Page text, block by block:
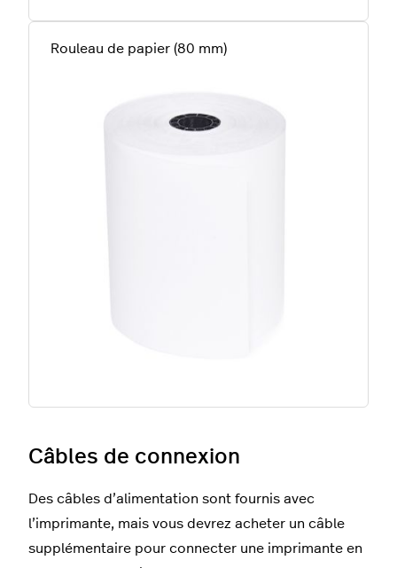
Rouleau de papier (80 mm)
Câbles de connexion
Des câbles d’alimentation sont fournis avec
l’imprimante, mais vous devrez acheter un câble
supplémentaire pour connecter une imprimante en